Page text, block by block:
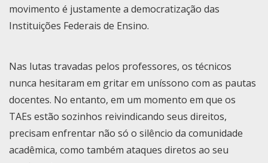
movimento é justamente a democratização das
Instituições Federais de Ensino.
Nas lutas travadas pelos professores, os técnicos
nunca hesitaram em gritar em uníssono com as pautas
docentes. No entanto, em um momento em que os
TAEs estão sozinhos reivindicando seus direitos,
precisam enfrentar não só o silêncio da comunidade
acadêmica, como também ataques diretos ao seu